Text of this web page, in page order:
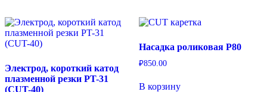
Электрод, короткий катод
плазменной резки PT-31
(CUT-40)
Насадка роликовая P80
₽850.00
В корзину